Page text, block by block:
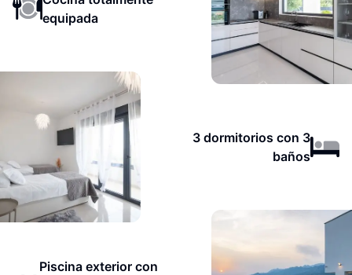
equipada
3 dormitorios con 3
baños
Piscina exterior con